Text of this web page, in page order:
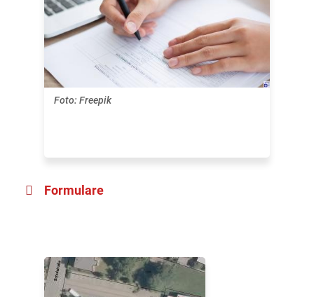
Foto: Freepik
Formulare